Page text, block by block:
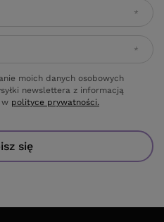
moich danych osobowych
newslettera z informacją
w polityce prywatności.
się